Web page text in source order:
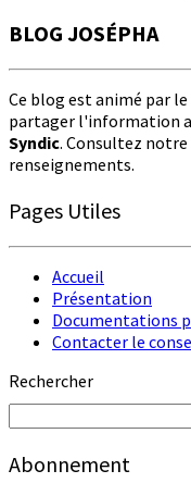
BLOG JOSÉPHA
Ce blog est animé par le
partager l'information
Syndic. Consultez notre
renseignements.
Pages Utiles
Accueil
Présentation
Documentations
Contacter le
Rechercher
Abonnement